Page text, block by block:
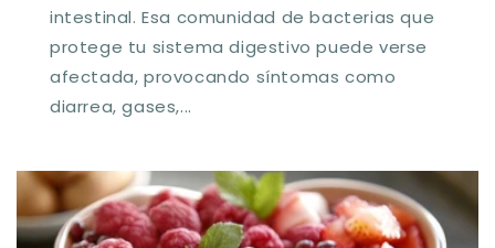
intestinal. Esa comunidad de bacterias que
protege tu sistema digestivo puede verse
afectada, provocando síntomas como
diarrea, gases,...